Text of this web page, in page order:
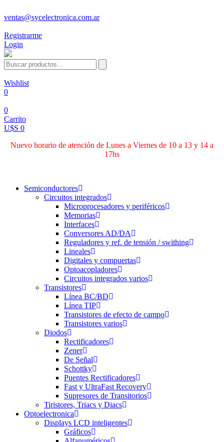
ventas@sycelectronica.com.ar
Registrarme
Login
Wishlist
0
0
Carrito
U$S 0
Nuevo horario de atención de Lunes a Viernes de 10 a 13 y 14 a
17hs
Semiconductores
Circuitos integrados
Microprocesadores y periféricos
Memorias
Interfaces
Conversores AD/DA
Reguladores y ref. de tensión / swithing
Lineales
Digitales y compuertas
Optoacopladores
Circuitos integrados varios
Transistores
Línea BC/BD
Línea TIP
Transistores de efecto de campo
Transistores varios
Diodos
Rectificadores
Zener
De Señal
Schottky
Puentes Rectificadores
Fast y UltraFast Recovery
Supresores de Transitorios
Tiristores, Triacs y Diacs
Optoelectronica
Displays LCD inteligentes
Gráficos